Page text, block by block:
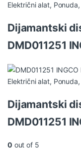
Električni alat, Ponuda,
Dijamantski
DMD011251
Električni alat, Ponuda,
Dijamantski
DMD011251
0 out of 5